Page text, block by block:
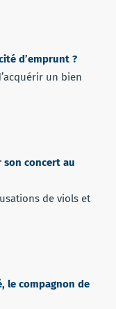
d’emprunt ?
un bien
son concert au
de viols et
le compagnon de